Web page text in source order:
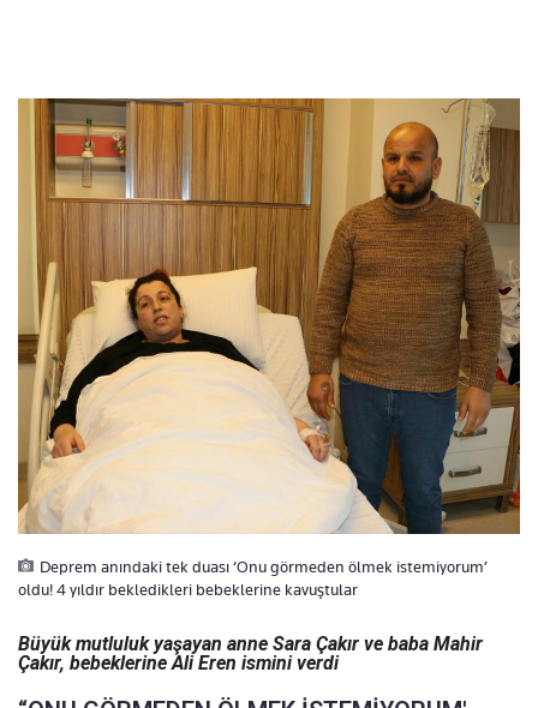
Deprem anındaki tek duası ‘Onu görmeden ölmek istemiyorum’
oldu! 4 yıldır bekledikleri bebeklerine kavuştular
Büyük mutluluk yaşayan anne Sara Çakır ve baba Mahir
Çakır, bebeklerine Ali Eren ismini verdi